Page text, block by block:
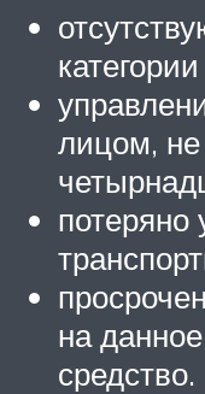
лицом,
потеряно
на
средство.